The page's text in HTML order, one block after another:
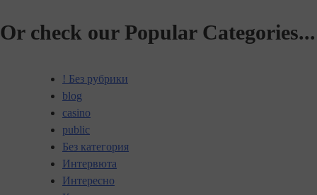
Or check our Popular Categories...
! Без рубрики
blog
casino
public
Без категория
Интервюта
Интересно